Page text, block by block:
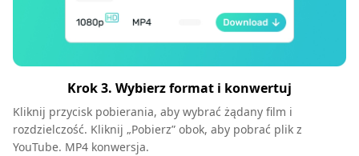
Krok 3. Wybierz format i konwertuj
Kliknij przycisk pobierania, aby wybrać żądany film i
rozdzielczość. Kliknij „Pobierz” obok, aby pobrać plik z
YouTube. MP4 konwersja.